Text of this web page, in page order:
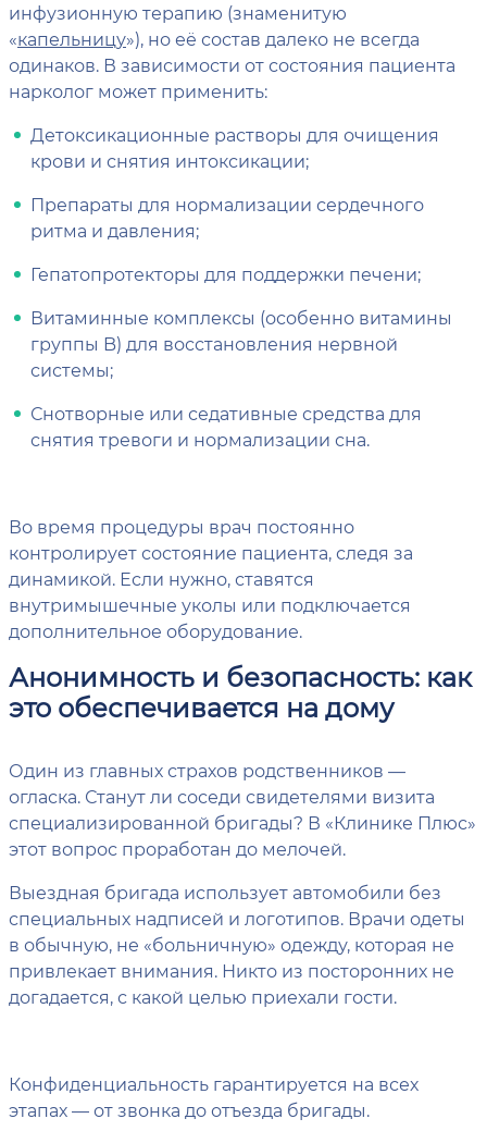
инфузионную терапию (знаменитую
«капельницу»), но её состав далеко не всегда
одинаков. В зависимости от состояния пациента
нарколог может применить:
Детоксикационные растворы для очищения
крови и снятия интоксикации;
Препараты для нормализации сердечного
ритма и давления;
Гепатопротекторы для поддержки печени;
Витаминные комплексы (особенно витамины
группы B) для восстановления нервной
системы;
Снотворные или седативные средства для
снятия тревоги и нормализации сна.
Во время процедуры врач постоянно
контролирует состояние пациента, следя за
динамикой. Если нужно, ставятся
внутримышечные уколы или подключается
дополнительное оборудование.
Анонимность и безопасность: как
это обеспечивается на дому
Один из главных страхов родственников —
огласка. Станут ли соседи свидетелями визита
специализированной бригады? В «Клинике Плюс»
этот вопрос проработан до мелочей.
Выездная бригада использует автомобили без
специальных надписей и логотипов. Врачи одеты
в обычную, не «больничную» одежду, которая не
привлекает внимания. Никто из посторонних не
догадается, с какой целью приехали гости.
Конфиденциальность гарантируется на всех
этапах — от звонка до отъезда бригады.